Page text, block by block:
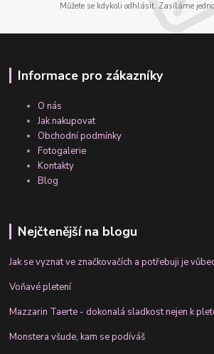
Můžete se kdykoli odhlásit. Zasíláme
Informace pro zákazníky
O nás
Jak nakupovat
Obchodní podmínky
Fotogalerie
Kontakty
Blog
Nejčtenější na blogu
Jak se vyznat ve značkovačích a potřebuji je
Voňavé pletení
Mazzarin Taerte - dokonalá sladkost nejen k
Monstera všude, kam se podíváš